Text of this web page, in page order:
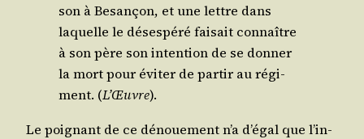
son à Besan­çon, et une lettre dans
laquelle le déses­pé­ré fai­sait connaître
à son père son inten­tion de se don­ner
la mort pour évi­ter de par­tir au régi­
ment. (L’Œuvre).
Le poi­gnant de ce dénoue­ment n’a d’é­gal que l’in­